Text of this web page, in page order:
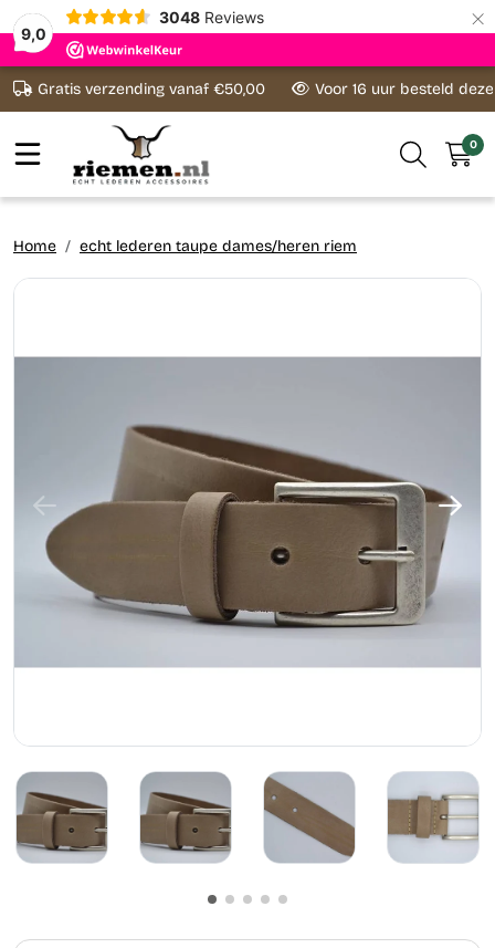
9,0
3048 Reviews ×
Ga naar content
Gratis verzending vanaf €50,00 Voor 16 uur besteld
0
Home echt lederen taupe dames/heren riem